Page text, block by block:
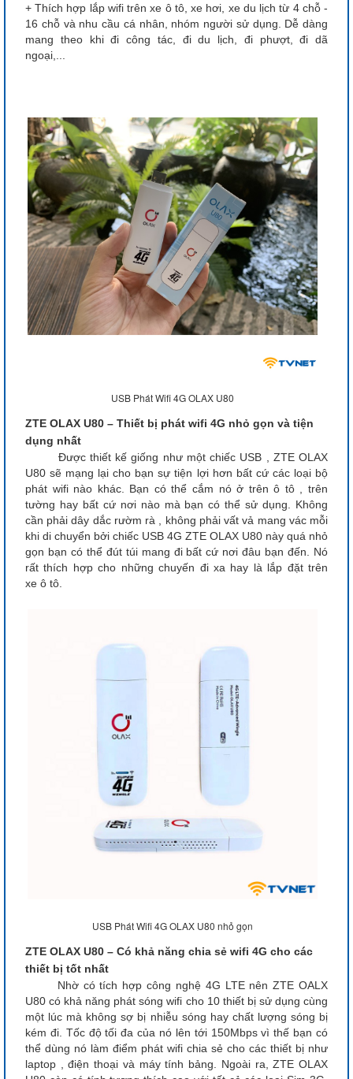
+ Thích hợp lắp wifi trên xe ô tô, xe hơi, xe du lịch từ 4 chỗ -
16 chỗ và nhu cầu cá nhân, nhóm người sử dụng. Dễ dàng
mang theo khi đi công tác, đi du lịch, đi phượt, đi dã
ngoại,...
USB Phát Wifi 4G OLAX U80
ZTE OLAX U80 – Thiết bị phát wifi 4G nhỏ gọn và tiện
dụng nhất
Được thiết kế giống như một chiếc USB , ZTE OLAX
U80 sẽ mạng lại cho bạn sự tiện lợi hơn bất cứ các loại bộ
phát wifi nào khác. Bạn có thể cắm nó ở trên ô tô , trên
tường hay bất cứ nơi nào mà bạn có thể sử dụng. Không
cần phải dây dắc rườm rà , không phải vất vả mang vác mỗi
khi di chuyển bởi chiếc USB 4G ZTE OLAX U80 này quá nhỏ
gọn bạn có thể đút túi mang đi bất cứ nơi đâu bạn đến. Nó
rất thích hợp cho những chuyến đi xa hay là lắp đặt trên
xe ô tô.
USB Phát Wifi 4G OLAX U80 nhỏ gọn
ZTE OLAX U80 – Có khả năng chia sẻ wifi 4G cho các
thiết bị tốt nhất
Nhờ có tích hợp công nghệ 4G LTE nên ZTE OALX
U80 có khả năng phát sóng wifi cho 10 thiết bị sử dụng cùng
một lúc mà không sợ bị nhiễu sóng hay chất lượng sóng bị
kém đi. Tốc độ tối đa của nó lên tới 150Mbps vì thế bạn có
thể dùng nó làm điểm phát wifi chia sẻ cho các thiết bị như
laptop , điện thoại và máy tính bảng. Ngoài ra, ZTE OLAX